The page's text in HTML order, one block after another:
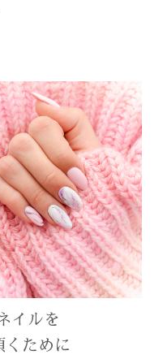
イルを
くために